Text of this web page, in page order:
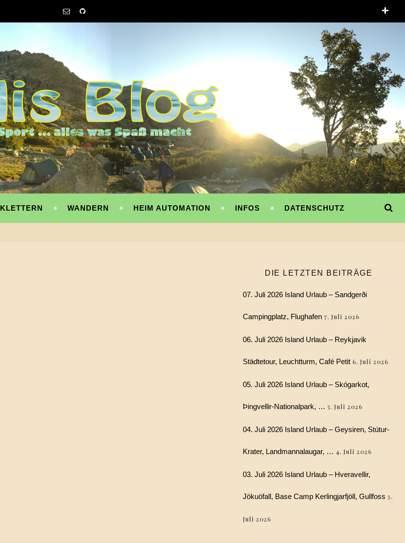
KLETTERN WANDERN HEIM AUTOMATION INFOS DATENSCHUTZ
DIE LETZTEN BEITRÄGE
07. Juli 2026 Island Urlaub – Sandgerði
Campingplatz, Flughafen 7. Juli 2026
06. Juli 2026 Island Urlaub – Reykjavik
Städtetour, Leuchtturm, Café Petit 6. Juli 2026
05. Juli 2026 Island Urlaub – Skógarkot,
Þingvellir-Nationalpark, … 5. Juli 2026
04. Juli 2026 Island Urlaub – Geysiren, Stútur-
Krater, Landmannalaugar, … 4. Juli 2026
03. Juli 2026 Island Urlaub – Hveravellir,
Jökuöfall, Base Camp Kerlingjarfjöll, Gullfoss 3.
Juli 2026